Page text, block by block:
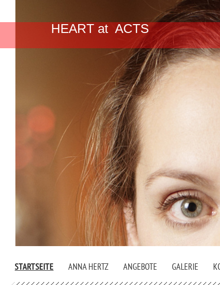
HEART at ACTS
STARTSEITE ANNA HERTZ ANGEBOTE GALERIE